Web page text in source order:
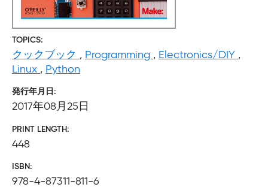
TOPICS
クックブック , Programming , Electronics/DIY ,
Linux , Python
発行年月日
2017年08月25日
PRINT LENGTH
448
ISBN
978-4-87311-811-6